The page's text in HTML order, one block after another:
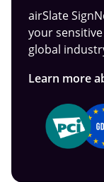
airSlate
your
global
Learn more